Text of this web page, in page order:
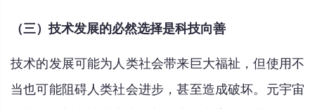
（三）技术发展的必然选择是科技向善
技术的发展可能为人类社会带来巨大福祉，但使用不
当也可能阻碍人类社会进步，甚至造成破坏。元宇宙